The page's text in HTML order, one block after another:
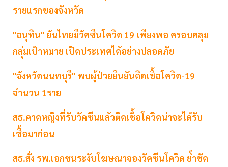
รายแรกของจังหวัด
"อนุทิน" ยันไทยมีวัคซีนโควิด 19 เพียงพอ ครอบคลุม
กลุ่มเป้าหมาย เปิดประเทศได้อย่างปลอดภัย
"จังหวัดนนทบุรี" พบผู้ป่วยยืนยันติดเชื้อโควิด-19
จำนวน 1ราย
สธ.คาดหญิงที่รับวัคซีนแล้วติดเชื้อโควิดน่าจะได้รับ
เชื้อมาก่อน
สธ.สั่ง รพ.เอกชนระงับโฆษณาจองวัคซีนโควิด ย้ำชัด